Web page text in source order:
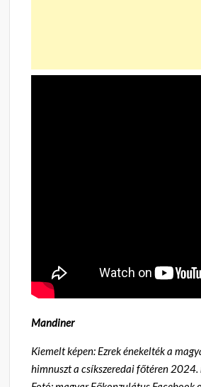
Mandiner
Kiemelt képen: Ezrek énekelték a
himnuszt a csíkszeredai főtéren